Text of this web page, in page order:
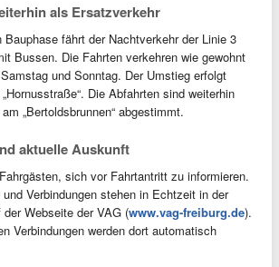
als Ersatzverkehr
fährt der Nachtverkehr der Linie 3
Bussen. Die Fahrten verkehren wie gewohnt
und Sonntag. Der Umstieg erfolgt
Die Abfahrten sind weiterhin
„Bertoldsbrunnen“ abgestimmt.
aktuelle Auskunft
sich vor Fahrtantritt zu informieren.
Verbindungen stehen in Echtzeit in der
Webseite der VAG (www.vag-freiburg.de).
Verbindungen werden dort automatisch